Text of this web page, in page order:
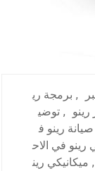
, برمجة ري
, توضي
صيانة رينو ف
رينو في الاح
, ميكانيكي رين